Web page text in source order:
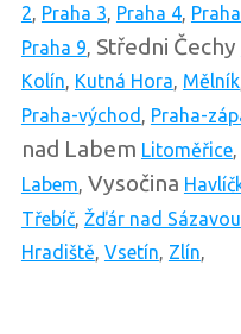
2, Praha 3, Praha 4,
Praha 9, Středni Čechy
Kolín, Kutná Hora, Mělník
Praha-východ , Praha-
nad Labem Litoměřice,
Labem, Vysočina
Třebíč, Žďár nad Sázavou
Hradiště, Vsetín, Zlín,